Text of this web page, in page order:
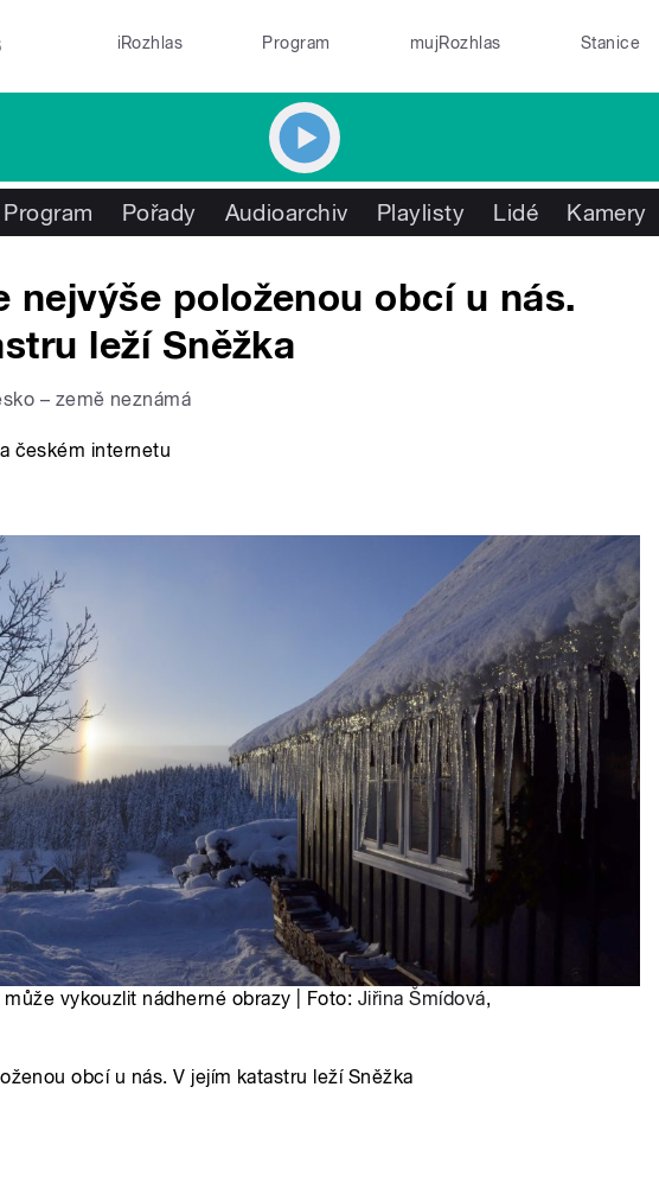
iRozhlas Program mujRozhlas Stanice
Program Pořady Audioarchiv Playlisty Lidé Kamery
nejvýše položenou obcí u nás.
leží Sněžka
– země neznámá
českém internetu
vykouzlit nádherné obrazy | Foto: Jiřina Šmídová,
obcí u nás. V jejím katastru leží Sněžka